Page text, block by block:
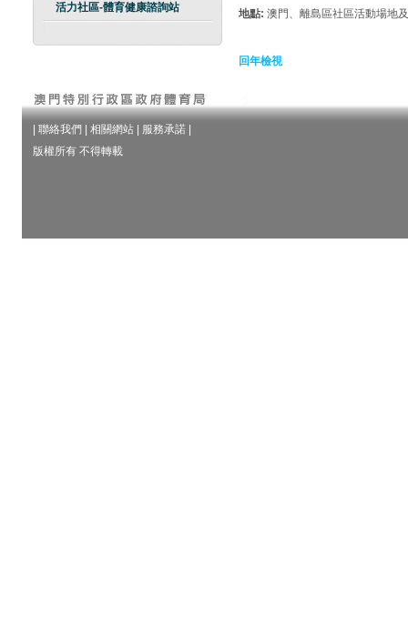
活力社區-體育健康諮詢站 地點: 澳門、離島區社區活動場地
回年檢視
聯絡我們 相關網站 服務承諾
版權所有 不得轉載